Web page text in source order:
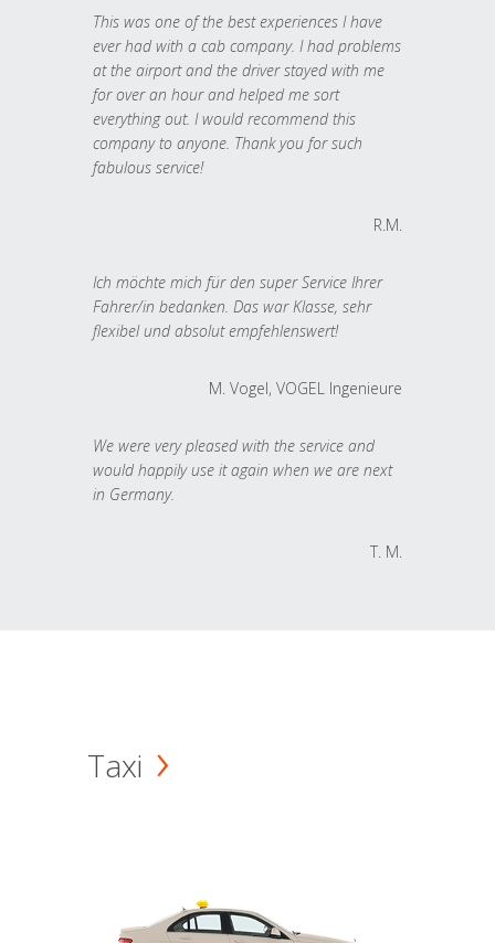
This was one of the best experiences I have
ever had with a cab company. I had problems
at the airport and the driver stayed with me
for over an hour and helped me sort
everything out. I would recommend this
company to anyone. Thank you for such
fabulous service!
R.M.
Ich möchte mich für den super Service Ihrer
Fahrer/in bedanken. Das war Klasse, sehr
flexibel und absolut empfehlenswert!
M. Vogel, VOGEL Ingenieure
We were very pleased with the service and
would happily use it again when we are next
in Germany.
T. M.
Taxi